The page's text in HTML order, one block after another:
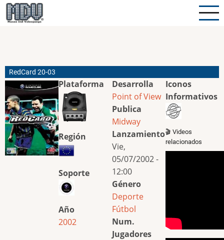
Pasar
al
RedCard 20-03
Plataforma
Región
Soporte
Año
2002
Desarrolla
Point of View
Publica
Midway
Lanzamiento
Vie,
05/07/2002 -
12:00
Género
Deporte
Fútbol
Num.
Jugadores
Iconos
Informativos
🎬 Videos
relacionados